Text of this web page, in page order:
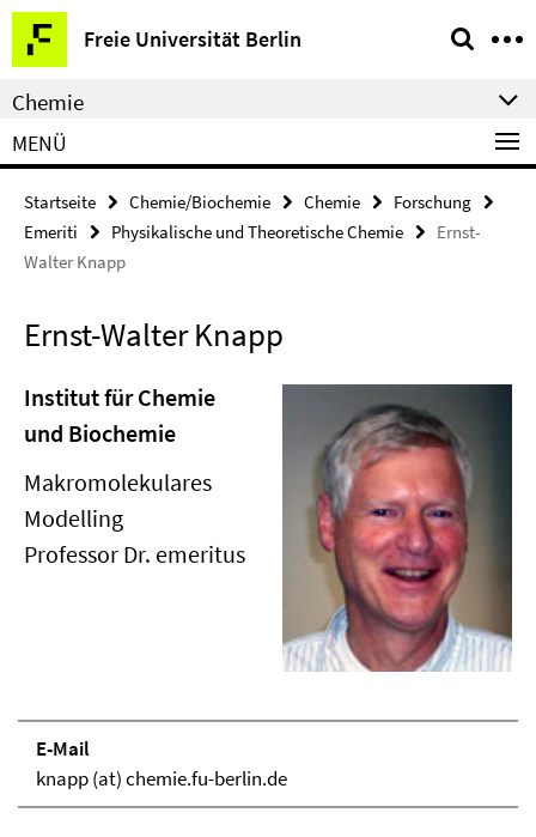
Springe
direkt
zu
Inhalt
Freie Universität Berlin
Service-
Navigation
Chemie
MENÜ
Startseite Chemie/Biochemie Chemie
Forschung
Emeriti
Physikalische und Theoretische Chemie
Ernst-
Walter Knapp
Ernst-Walter Knapp
Institut für Chemie
und Biochemie
Makromolekulares
Modelling
Professor Dr. emeritus
E-Mail
knapp (at) chemie.fu-berlin.de